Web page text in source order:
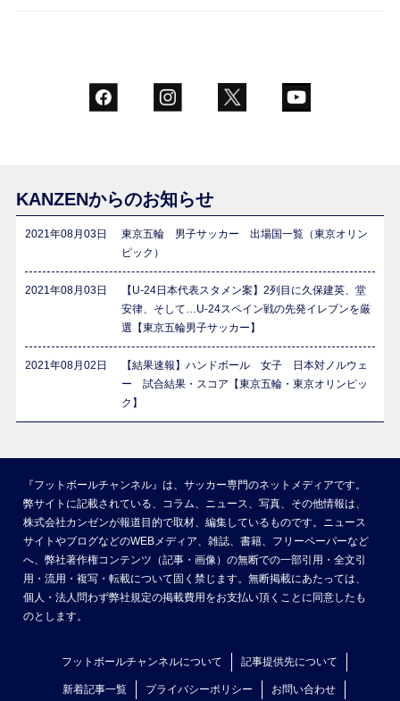
KANZENからのお知らせ
2021年08月03日
東京五輪 男子サッカー 出場国一覧（東京オリン
ピック）
2021年08月03日
【U-24日本代表スタメン案】2列目に久保建英、堂
安律、そして…U-24スペイン戦の先発イレブンを厳
選【東京五輪男子サッカー】
2021年08月02日
【結果速報】ハンドボール 女子 日本対ノルウェ
ー 試合結果・スコア【東京五輪・東京オリンピッ
ク】
『フットボールチャンネル』は、サッカー専門のネットメディアです。
弊サイトに記載されている、コラム、ニュース、写真、その他情報は、
株式会社カンゼンが報道目的で取材、編集しているものです。ニュース
サイトやブログなどのWEBメディア、雑誌、書籍、フリーペーパーなど
へ、弊社著作権コンテンツ（記事・画像）の無断での一部引用・全文引
用・流用・複写・転載について固く禁じます。無断掲載にあたっては、
個人・法人問わず弊社規定の掲載費用をお支払い頂くことに同意したも
のとします。
フットボールチャンネルについて 記事提供先について
新着記事一覧 プライバシーポリシー お問い合わせ